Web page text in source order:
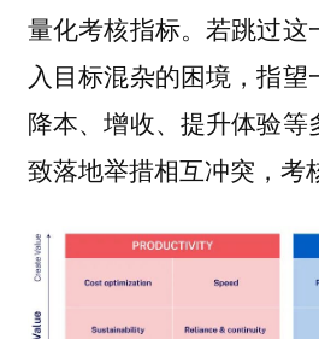
量化考核指标。若跳过这
入目标混杂的困境，指
降本、增收、提升体验等
致落地举措相互冲突，考